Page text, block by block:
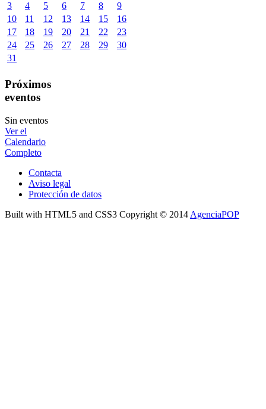
3
4 5 6 7 8
9
10
11 12 13 14 15
16
17
18 19 20 21 22
23
24
25 26 27 28 29
30
31
Próximos
eventos
Sin eventos
Ver el
Calendario
Completo
Contacta
Aviso legal
Protección de datos
Built with HTML5 and CSS3 Copyright © 2014 AgenciaPOP